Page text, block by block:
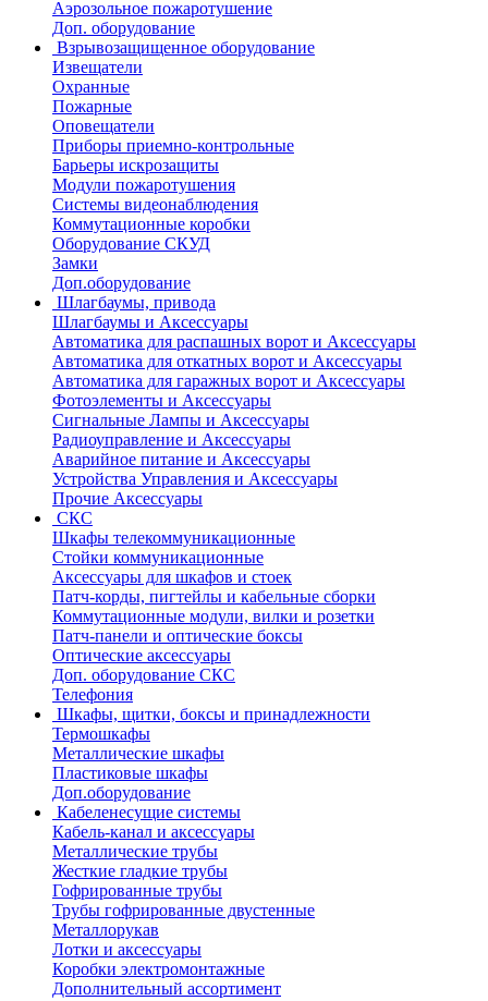
Аэрозольное пожаротушение
Доп. оборудование
Взрывозащищенное оборудование
Извещатели
Охранные
Пожарные
Оповещатели
Приборы приемно-контрольные
Барьеры искрозащиты
Модули пожаротушения
Системы видеонаблюдения
Коммутационные коробки
Оборудование СКУД
Замки
Доп.оборудование
Шлагбаумы, привода
Шлагбаумы и Аксессуары
Автоматика для распашных ворот и Аксессуары
Автоматика для откатных ворот и Аксессуары
Автоматика для гаражных ворот и Аксессуары
Фотоэлементы и Аксессуары
Сигнальные Лампы и Аксессуары
Радиоуправление и Аксессуары
Аварийное питание и Аксессуары
Устройства Управления и Аксессуары
Прочие Аксессуары
СКС
Шкафы телекоммуникационные
Стойки коммуникационные
Аксессуары для шкафов и стоек
Патч-корды, пигтейлы и кабельные сборки
Коммутационные модули, вилки и розетки
Патч-панели и оптические боксы
Оптические аксессуары
Доп. оборудование СКС
Телефония
Шкафы, щитки, боксы и принадлежности
Термошкафы
Металлические шкафы
Пластиковые шкафы
Доп.оборудование
Кабеленесущие системы
Кабель-канал и аксессуары
Металлические трубы
Жесткие гладкие трубы
Гофрированные трубы
Трубы гофрированные двустенные
Металлорукав
Лотки и аксессуары
Коробки электромонтажные
Дополнительный ассортимент